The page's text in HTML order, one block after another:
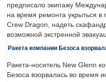
предписало экипажу
на время ремонта укрыться в
Crew Dragon, надеть
возможной экстренной
Ракета компании Безоса
Ракета-носитель New Glenn
Безоса взорвалась во время